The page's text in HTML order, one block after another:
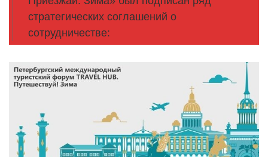
стратегических соглашений о
сотрудничестве: